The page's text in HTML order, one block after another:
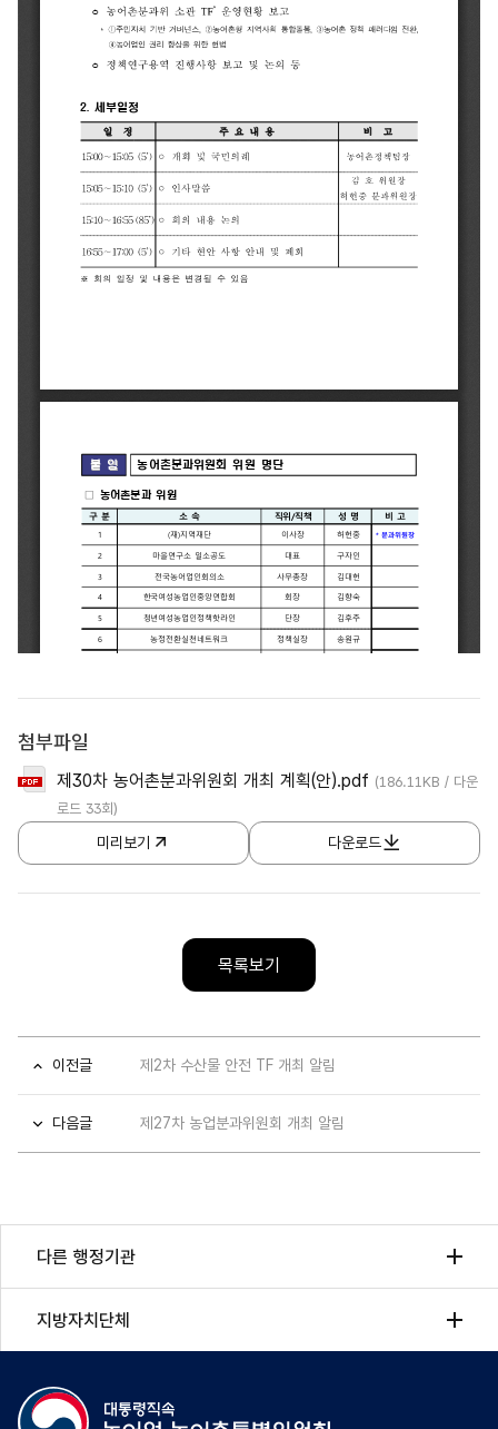
첨부파일
제30차 농어촌분과위원회 개최 계획(안).pdf (186.11KB / 다운
로드 33회)
미리보기 다운로드
목록보기
이전글 제2차 수산물 안전 TF 개최 알림
다음글 제27차 농업분과위원회 개최 알림
다른 행정기관
지방자치단체